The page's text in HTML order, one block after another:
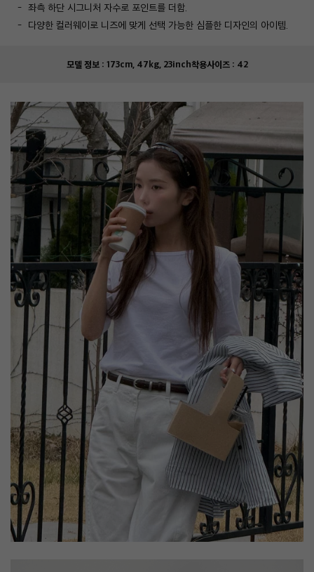
좌측 하단 시그니처 자수로 포인트를 더함.
다양한 컬러웨이로 니즈에 맞게 선택 가능한 심플한 디자인의 아이템.
모델 정보 : 173cm, 47kg, 23inch착용사이즈 : 42